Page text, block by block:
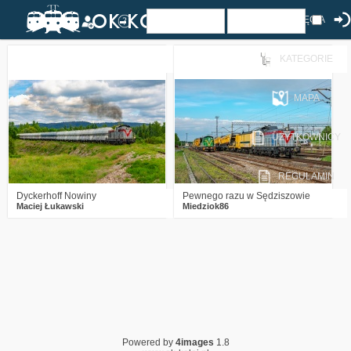
ZDJĘCIA
KATEGORIE
MAPA
UŻYTKOWNICY
REGULAMIN
Dyckerhoff Nowiny
Maciej Łukawski
562 10
Pewnego razu w Sędziszowie
Miedziok86
Powered by 4images 1.8